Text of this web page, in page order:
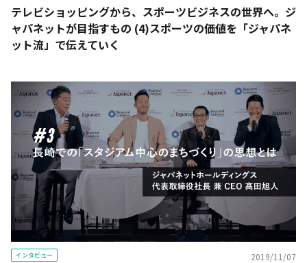
テレビショッピングから、スポーツビジネスの世界へ。ジ
ャパネットが目指すもの (4)スポーツの価値を「ジャパネ
ット流」で伝えていく
インタビュー 2019/11/07